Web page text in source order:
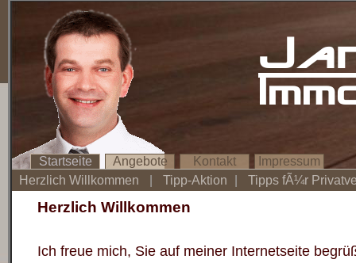
Startseite Angebote Kontakt
Impressum
Herzlich Willkommen
Tipp-Aktion Tipps fÃ¼r
Herzlich Willkommen
Ich freue mich, Sie auf meiner Internetseite